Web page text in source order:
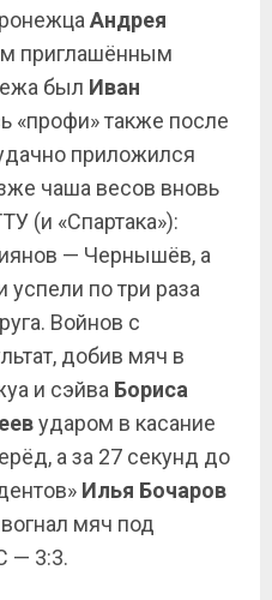
Андрея
приглашённым
был Иван
«профи» также после
приложился
чаша весов вновь
(и «Спартака»):
— Чернышёв, а
по три раза
Войнов с
добив мяч в
и сэйва Бориса
ударом в касание
а за 27 секунд до
Илья Бочаров
мяч под
— 3:3.